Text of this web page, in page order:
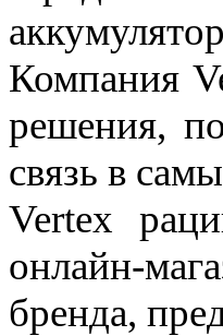
Компания
решения,
связь в
Vertex
онлайн-
бренда,